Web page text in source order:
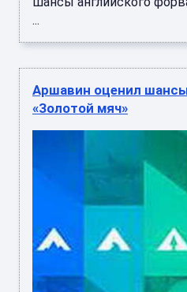
...
Аршавин оценил
«Золотой мяч»